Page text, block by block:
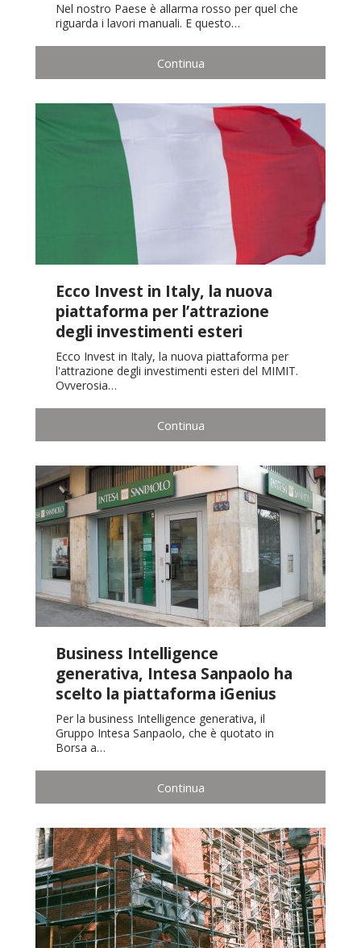
Nel nostro Paese è allarma rosso per quel che
riguarda i lavori manuali. E questo…
Continua
Ecco Invest in Italy, la nuova
piattaforma per l’attrazione
degli investimenti esteri
Ecco Invest in Italy, la nuova piattaforma per
l'attrazione degli investimenti esteri del MIMIT.
Ovverosia…
Continua
Business Intelligence
generativa, Intesa Sanpaolo ha
scelto la piattaforma iGenius
Per la business Intelligence generativa, il
Gruppo Intesa Sanpaolo, che è quotato in
Borsa a…
Continua